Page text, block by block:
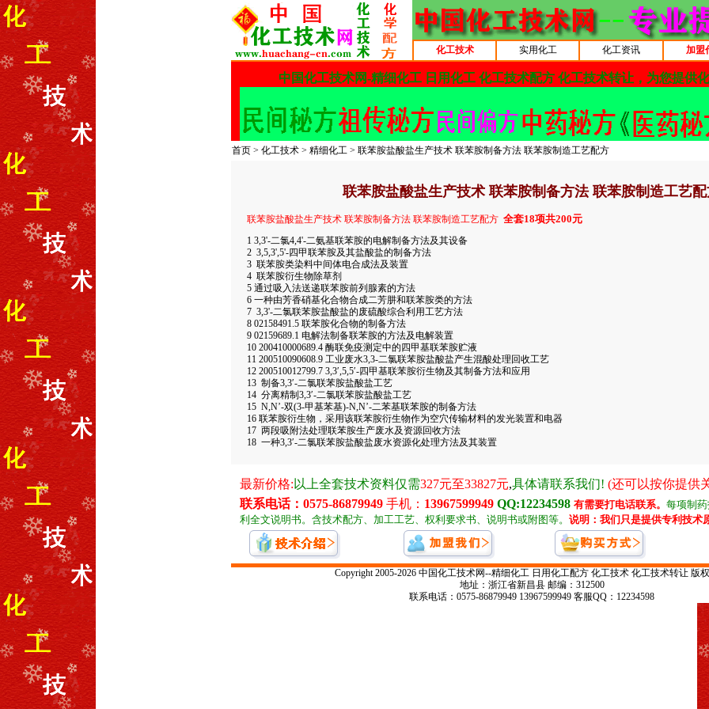
化工技术 实用化工 化工资讯 加盟
首页 > 化工技术 > 精细化工 > 联苯胺盐酸盐生产技术 联苯胺制备方法 联苯胺制造工艺配方
联苯胺盐酸盐生产技术 联苯胺制备方法 联苯胺制造工艺
联苯胺盐酸盐生产技术 联苯胺制备方法 联苯胺制造工艺配方 全套18项共200元
1 3,3'-二氯4,4'-二氨基联苯胺的电解制备方法及其设备
2 3,5,3',5'-四甲联苯胺及其盐酸盐的制备方法
3 联苯胺类染料中间体电合成法及装置
4 联苯胺衍生物除草剂
5 通过吸入法送递联苯胺前列腺素的方法
6 一种由芳香硝基化合物合成二芳肼和联苯胺类的方法
7 3,3'-二氯联苯胺盐酸盐的废硫酸综合利用工艺方法
8 02158491.5 联苯胺化合物的制备方法
9 02159689.1 电解法制备联苯胺的方法及电解装置
10 200410000689.4 酶联免疫测定中的四甲基联苯胺贮液
11 200510090608.9 工业废水3,3-二氯联苯胺盐酸盐产生混酸处理回收工艺
12 200510012799.7 3,3′,5,5′-四甲基联苯胺衍生物及其制备方法和应用
13 制备3,3′-二氯联苯胺盐酸盐工艺
14 分离精制3,3′-二氯联苯胺盐酸盐工艺
15 N,N’-双(3-甲基苯基)-N,N’-二苯基联苯胺的制备方法
16 联苯胺衍生物，采用该联苯胺衍生物作为空穴传输材料的发光装置和电器
17 两段吸附法处理联苯胺生产废水及资源回收方法
18 一种3,3′-二氯联苯胺盐酸盐废水资源化处理方法及其装置
Copyright 2005-2026 中国化工技术网--精细化工 日用化工配方 化工技术 化工技术转让 版
地址：浙江省新昌县 邮编：312500
联系电话：0575-86879949 13967599949 客服QQ：12234598